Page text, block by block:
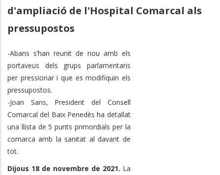
d'ampliació de l'Hospital Comarcal als
pressupostos
-Abans s’han reunit de nou amb els
portaveus dels grups parlamentaris
per pressionar i que es modifiquin els
pressupostos.
-Joan Sans, President del Consell
Comarcal del Baix Penedès ha detallat
una llista de 5 punts primordials per la
comarca amb la sanitat al davant de
tot.
Dijous 18 de novembre de 2021. La